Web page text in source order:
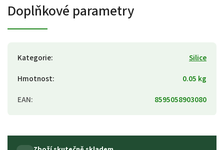
Doplňkové parametry
Kategorie:
Silice
Hmotnost:
0.05 kg
EAN: 8595058903080